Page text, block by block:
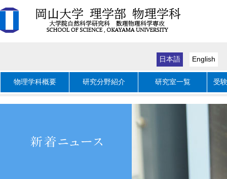
日本語 English
物理学科概要 研究分野紹介 研究室一覧 受